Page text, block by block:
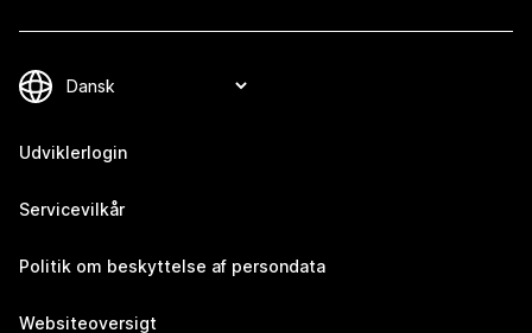
Udviklerlogin
Servicevilkår
Politik om beskyttelse af persondata
Websiteoversigt